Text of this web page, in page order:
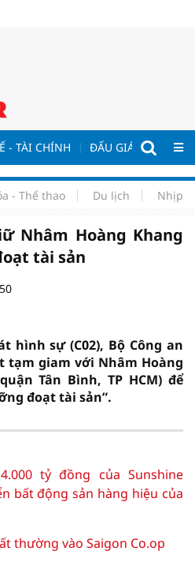
- TÀI CHÍNH ĐẤU GIÁ - ĐẤU
- Thể thao Du lịch Nhịp
Nhâm Hoàng Khang
tài sản
hình sự (C02), Bộ Công an
tạm giam với Nhâm Hoàng
Tân Bình, TP HCM) để
đoạt tài sản”.
tỷ đồng của Sunshine
bất động sản hàng hiệu của
thường vào Saigon Co.op